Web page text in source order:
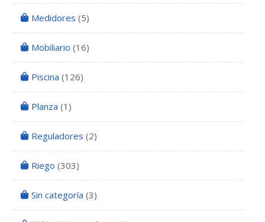
Medidores (5)
Mobiliario (16)
Piscina (126)
Planza (1)
Reguladores (2)
Riego (303)
Sin categoría (3)